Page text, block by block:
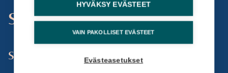
Sijainti
Solo Sokos Hotel Torni Tampere
HYVÄKSY EVÄSTEET
VAIN PAKOLLISET EVÄSTEET
Evästeasetukset